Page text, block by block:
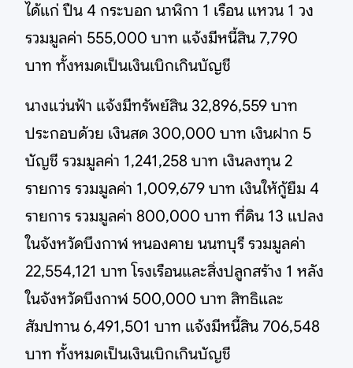
ได้แก่ ปืน 4 กระบอก นาฬิกา 1 เรือน แหวน 1 วง
รวมมูลค่า 555,000 บาท แจ้งมีหนี้สิน 7,790
บาท ทั้งหมดเป็นเงินเบิกเกินบัญชี
นางแว่นฟ้า แจ้งมีทรัพย์สิน 32,896,559 บาท
ประกอบด้วย เงินสด 300,000 บาท เงินฝาก 5
บัญชี รวมมูลค่า 1,241,258 บาท เงินลงทุน 2
รายการ รวมมูลค่า 1,009,679 บาท เงินให้กู้ยืม 4
รายการ รวมมูลค่า 800,000 บาท ที่ดิน 13 แปลง
ในจังหวัดบึงกาฬ หนองคาย นนทบุรี รวมมูลค่า
22,554,121 บาท โรงเรือนและสิ่งปลูกสร้าง 1 หลัง
ในจังหวัดบึงกาฬ 500,000 บาท สิทธิและ
สัมปทาน 6,491,501 บาท แจ้งมีหนี้สิน 706,548
บาท ทั้งหมดเป็นเงินเบิกเกินบัญชี